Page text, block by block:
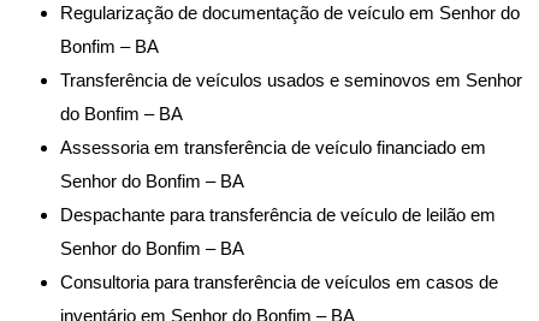
Regularização de documentação de veículo em Senhor do
Bonfim – BA
Transferência de veículos usados e seminovos em Senhor
do Bonfim – BA
Assessoria em transferência de veículo financiado em
Senhor do Bonfim – BA
Despachante para transferência de veículo de leilão em
Senhor do Bonfim – BA
Consultoria para transferência de veículos em casos de
inventário em Senhor do Bonfim – BA